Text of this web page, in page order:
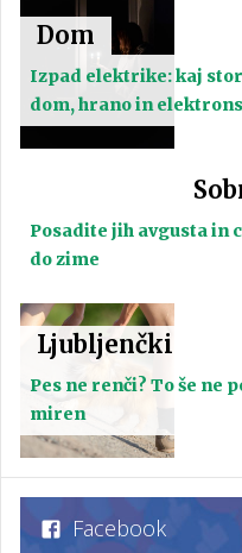
Dom
Izpad elektrike: kaj
dom, hrano in
Posadite jih avgusta in
do zime
Ljubljenčki
Pes ne renči? To še ne
miren
Facebook